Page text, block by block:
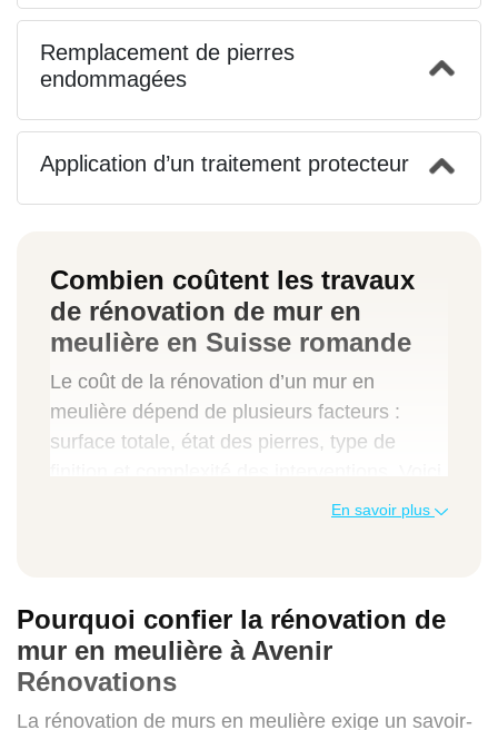
Remplacement de pierres
endommagées
Application d’un traitement protecteur
Combien coûtent les travaux
de rénovation de mur en
meulière en Suisse romande
Le coût de la rénovation d’un mur en
meulière dépend de plusieurs facteurs :
surface totale, état des pierres, type de
un tableau indicatif des tarifs couramment
Prix au m² (CHF)
En savoir plus
Pourquoi confier la rénovation de
mur en meulière à Avenir
Rénovations
La rénovation de murs en meulière exige un savoir-